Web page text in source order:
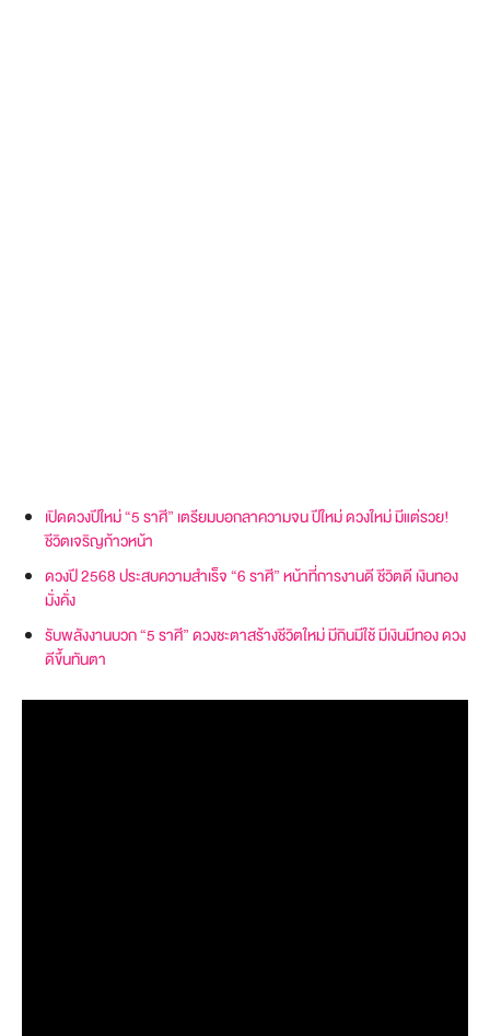
เปิดดวงปีใหม่ “5 ราศี” เตรียมบอกลาความจน ปีใหม่ ดวงใหม่ มีแต่รวย!
ชีวิตเจริญก้าวหน้า
ดวงปี 2568 ประสบความสำเร็จ “6 ราศี” หน้าที่การงานดี ชีวิตดี เงินทอง
มั่งคั่ง
รับพลังงานบวก “5 ราศี” ดวงชะตาสร้างชีวิตใหม่ มีกินมีใช้ มีเงินมีทอง ดวง
ดีขึ้นทันตา